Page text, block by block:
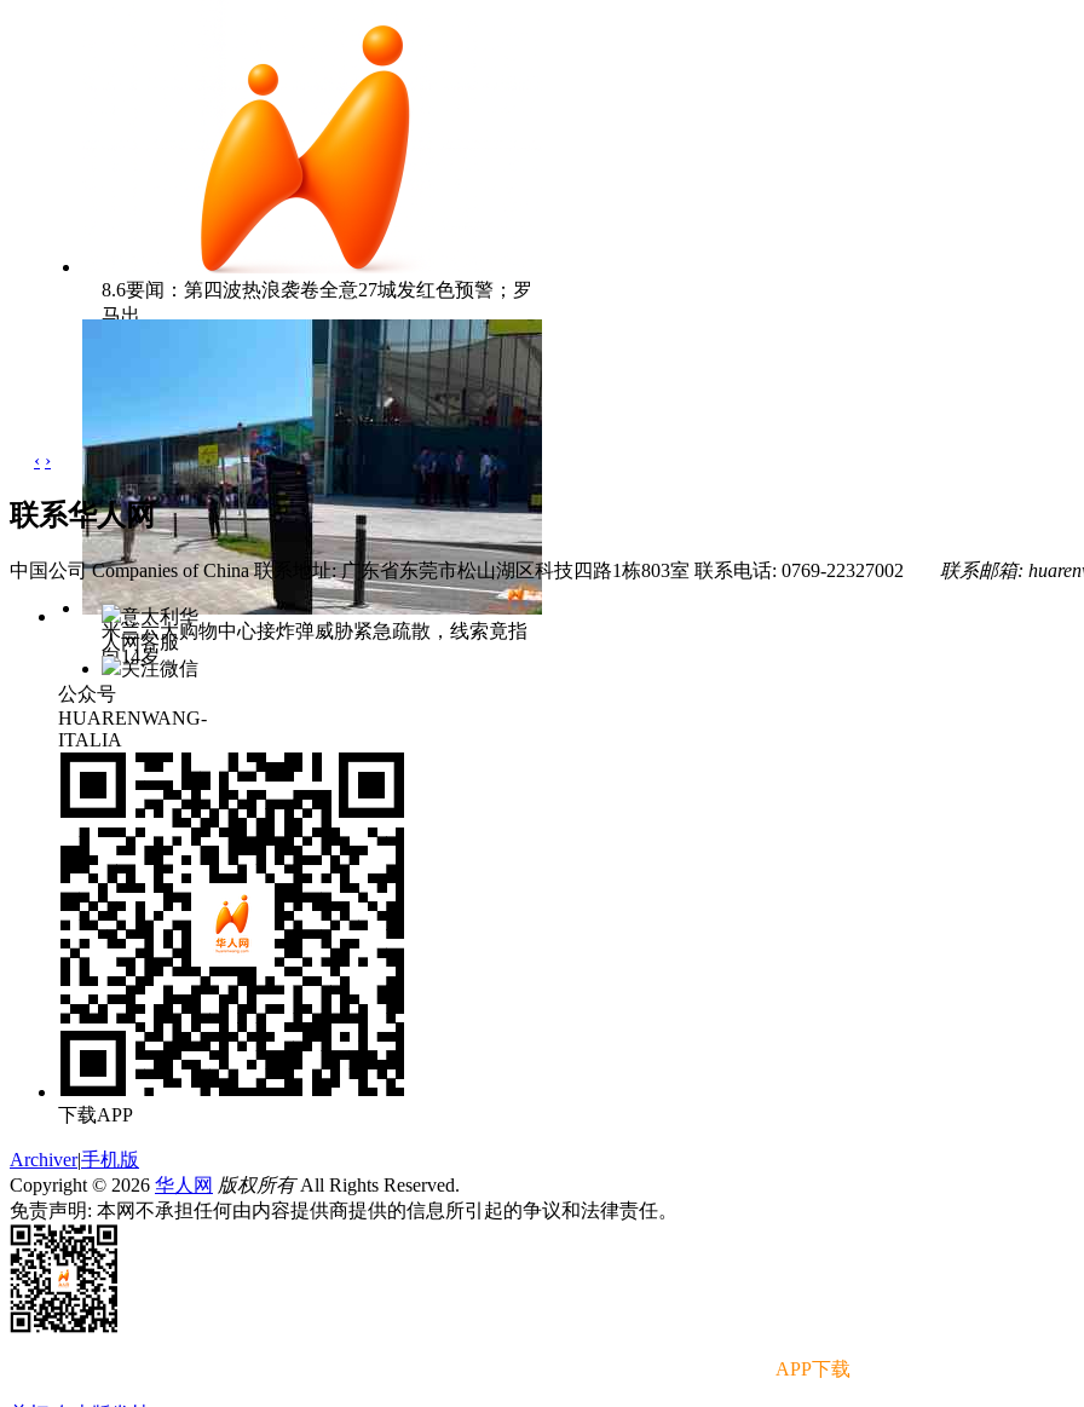
8.6要闻：第四波热浪袭卷全意27城发红色预警；罗
马出
米兰六大购物中心接炸弹威胁紧急疏散，线索竟指
向14岁
‹ ›
联系华人网
中国公司 Companies of China 联系地址: 广东省东莞市松山湖区科技四路1栋803室 联系电话: 0769-22327002 联系邮箱:
意大利华
人网客服
关注微信
公众号
HUARENWANG-
ITALIA
下载APP
Archiver|手机版
Copyright © 2026 华人网 版权所有All Rights Reserved.
免责声明: 本网不承担任何由内容提供商提供的信息所引起的争议和法律责任。
APP下载